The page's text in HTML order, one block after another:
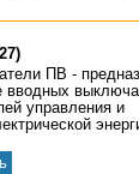
ПВ -
вводных
управления и